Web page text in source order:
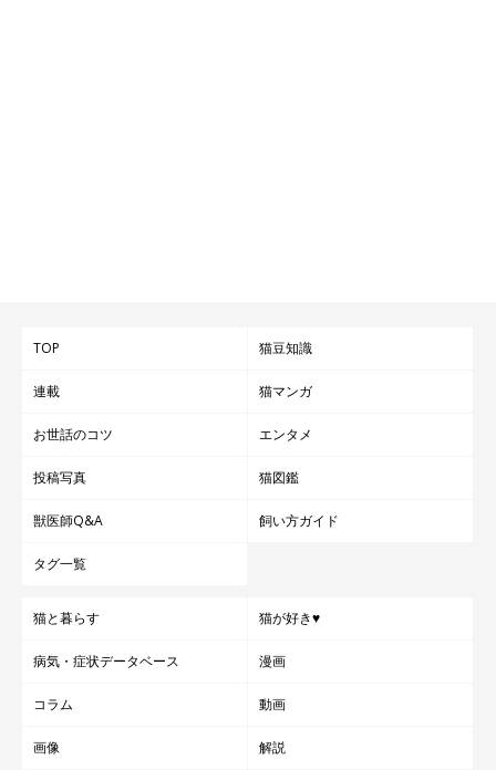
TOP 猫豆知識
連載 猫マンガ
お世話のコツ エンタメ
投稿写真 猫図鑑
獣医師Q&A 飼い方ガイド
タグ一覧
猫と暮らす 猫が好き♥
病気・症状データベース 漫画
コラム 動画
画像 解説